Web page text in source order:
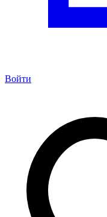
Войти